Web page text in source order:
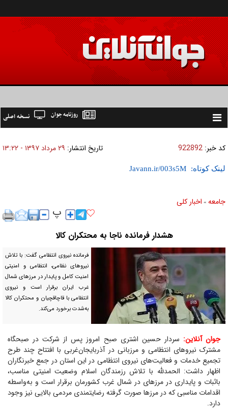
Toggle
نسخه اصلی روزنامه جوان
کد خبر: 922892 تاریخ انتشار: ۲۹ مرداد ۱۳۹۷ - ۱۳:۲۲
لینک کوتاه:
جامعه » اخبار كلی
هشدار فرمانده ناجا به محتکران کالا
فرمانده نیروی انتظامی گفت: با تلاش
نیروهای نظامی، انتظامی و امنیتی
امنیت کامل و پایدار در مرزهای شمال
غرب ایران برقرار است و نیروی
انتظامی با قاچاقچیان و محتکران کالا
به‌شدت برخورد می‌کند.
جوان آنلاین: سردار حسین اشتری صبح امروز پس از شرکت در صبحگاه
مشترک نیروهای انتظامی و مرزبانی در آذربایجان‌غربی با افتتاح چند طرح
تجمیع خدمات و فعالیت‌های نیروی انتظامی در این استان در جمع خبرنگاران
اظهار داشت: الحمدلله با تلاش رزمندگان اسلام وضعیت امنیتی مناسب،
باثبات و پایداری در مرزهای در شمال غرب کشورمان برقرار است و به‌واسطه
اقدامات مناسبی که در مرزها صورت گرفته رضایتمندی مردمی بالایی نیز وجود
دارد.